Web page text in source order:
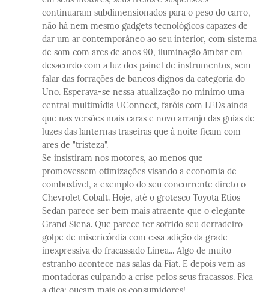
continuaram subdimensionados para o peso do carro,
não há nem mesmo gadgets tecnológicos capazes de
dar um ar contemporâneo ao seu interior, com sistema
de som com ares de anos 90, iluminação âmbar em
desacordo com a luz dos painel de instrumentos, sem
falar das forrações de bancos dignos da categoria do
Uno. Esperava-se nessa atualização no mínimo uma
central multimídia UConnect, faróis com LEDs ainda
que nas versões mais caras e novo arranjo das guias de
luzes das lanternas traseiras que à noite ficam com
ares de "tristeza".
Se insistiram nos motores, ao menos que
promovessem otimizações visando a economia de
combustível, a exemplo do seu concorrente direto o
Chevrolet Cobalt. Hoje, até o grotesco Toyota Etios
Sedan parece ser bem mais atraente que o elegante
Grand Siena. Que parece ter sofrido seu derradeiro
golpe de misericórdia com essa adição da grade
inexpressiva do fracassado Linea... Algo de muito
estranho acontece nas salas da Fiat. E depois vem as
montadoras culpando a crise pelos seus fracassos. Fica